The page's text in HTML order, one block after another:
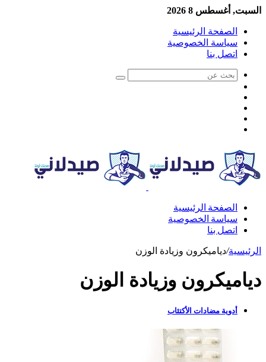
السبت, أغسطس 8 2026
الصفحة الرئيسية
سياسة الخصوصية
اتصل بنا
الصفحة الرئيسية
سياسة الخصوصية
اتصل بنا
الرئيسية/دياميكرون وزيادة الوزن
دياميكرون وزيادة الوزن
أدوية مضادات الأكتئاب